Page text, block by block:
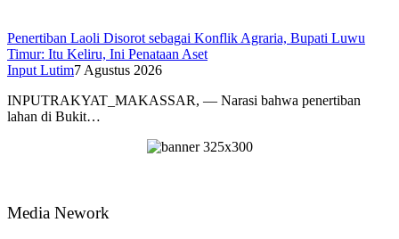
Penertiban Laoli Disorot sebagai Konflik Agraria, Bupati Luwu
Timur: Itu Keliru, Ini Penataan Aset
Input Lutim7 Agustus 2026
INPUTRAKYAT_MAKASSAR, — Narasi bahwa penertiban
lahan di Bukit…
Media Nework